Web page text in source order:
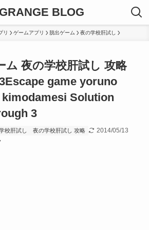
BLOG
リ ゲームアプリ 脱出ゲーム 夜の学校肝試し
ム 夜の学校肝試し 攻略
Escape game yoruno
Solution
3
校肝試し 夜の学校肝試し 攻略 2014/05/13